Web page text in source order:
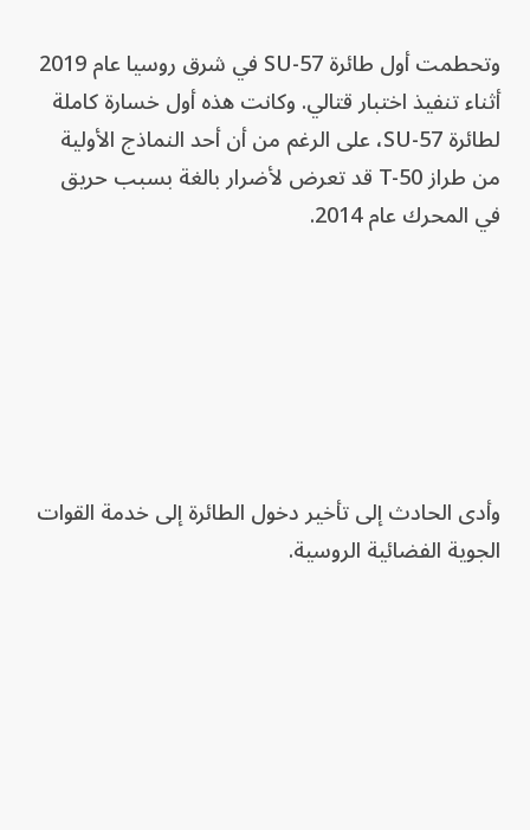
وتحطمت أول طائرة SU-57 في شرق روسيا عام 2019
أثناء تنفيذ اختبار قتالي. وكانت هذه أول خسارة كاملة
لطائرة SU-57، على الرغم من أن أحد النماذج الأولية
من طراز T-50 قد تعرض لأضرار بالغة بسبب حريق
في المحرك عام 2014.
وأدى الحادث إلى تأخير دخول الطائرة إلى خدمة القوات
الجوية الفضائية الروسية.